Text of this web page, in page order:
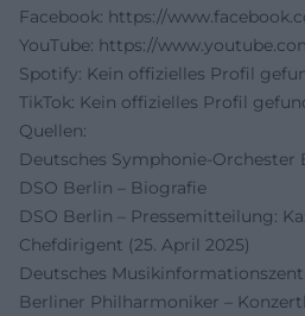
Facebook: https://
YouTube: https://
Spotify: Kein offizielles Profil
TikTok: Kein offizielles Profil
Quellen:
Deutsches Symphonie-Orchester
DSO Berlin – Biografie
DSO Berlin – Pressemitteilung:
Chefdirigent (25. April 2025)
Deutsches
Berliner Philharmoniker –